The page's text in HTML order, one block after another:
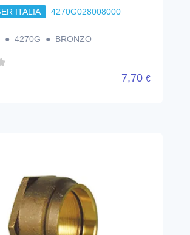
ITALIA 4270G028008000
● 4270G ● BRONZO
7,70 €